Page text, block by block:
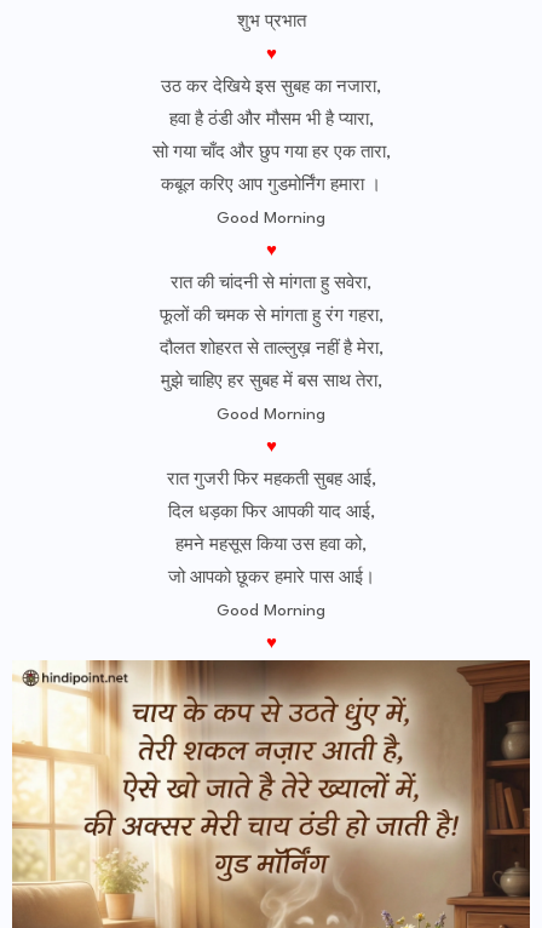
शुभ प्रभात
♥
उठ कर देखिये इस सुबह का नजारा,
हवा है ठंडी और मौसम भी है प्यारा,
सो गया चाँद और छुप गया हर एक तारा,
कबूल करिए आप गुडमोर्निंग हमारा ।
Good Morning
♥
रात की चांदनी से मांगता हु सवेरा,
फूलों की चमक से मांगता हु रंग गहरा,
दौलत शोहरत से ताल्लुख़ नहीं है मेरा,
मुझे चाहिए हर सुबह में बस साथ तेरा,
Good Morning
♥
रात गुजरी फिर महकती सुबह आई,
दिल धड़का फिर आपकी याद आई,
हमने महसूस किया उस हवा को,
जो आपको छूकर हमारे पास आई।
Good Morning
♥